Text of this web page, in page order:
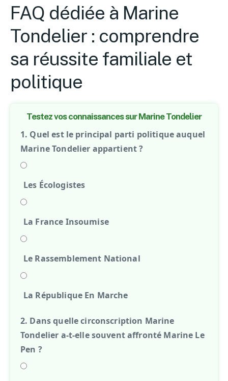
FAQ dédiée à Marine
Tondelier : comprendre
sa réussite familiale et
politique
Testez vos connaissances sur Marine Tondelier
1. Quel est le principal parti politique auquel
Marine Tondelier appartient ?
Les Écologistes
La France Insoumise
Le Rassemblement National
La République En Marche
2. Dans quelle circonscription Marine
Tondelier a-t-elle souvent affronté Marine Le
Pen ?